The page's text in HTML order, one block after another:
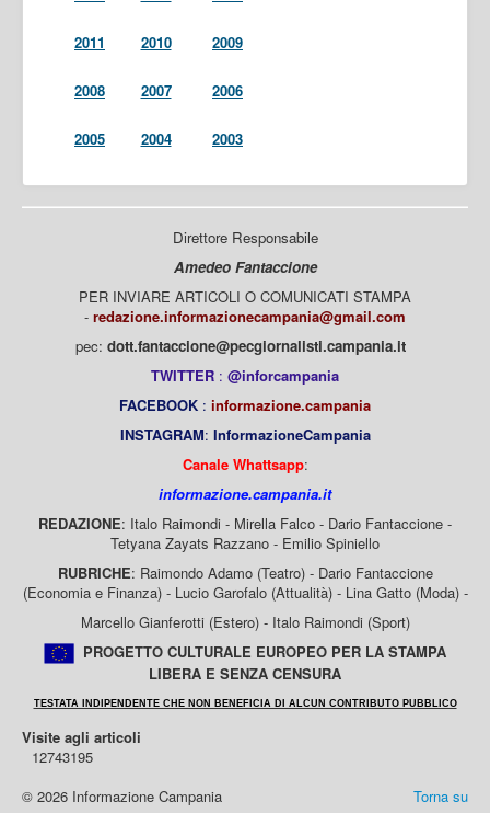
2011 2010 2009
2008 2007 2006
2005 2004 2003
Direttore Responsabile
Amedeo Fantaccione
PER INVIARE ARTICOLI O COMUNICATI STAMPA
- redazione.informazionecampania@gmail.com
pec: dott.fantaccione@pecgiornalisti.campania.it
TWITTER : @inforcampania
FACEBOOK : informazione.campania
INSTAGRAM: InformazioneCampania
Canale Whattsapp:
informazione.campania.it
REDAZIONE: Italo Raimondi - Mirella Falco - Dario Fantaccione -
Tetyana Zayats Razzano - Emilio Spiniello
RUBRICHE: Raimondo Adamo (Teatro) - Dario Fantaccione
(Economia e Finanza) - Lucio Garofalo (Attualità) - Lina Gatto (Moda) -
Marcello Gianferotti (Estero) - Italo Raimondi (Sport)
PROGETTO CULTURALE EUROPEO PER LA STAMPA
LIBERA E SENZA CENSURA
TESTATA INDIPENDENTE CHE NON BENEFICIA DI ALCUN CONTRIBUTO PUBBLICO
Visite agli articoli
12743195
Torna su
© 2026 Informazione Campania